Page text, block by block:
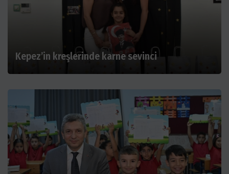
Kepez’in kreşlerinde karne sevinci